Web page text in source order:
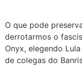
O que pode
derrotarmos o
Onyx, elegendo
de colegas do